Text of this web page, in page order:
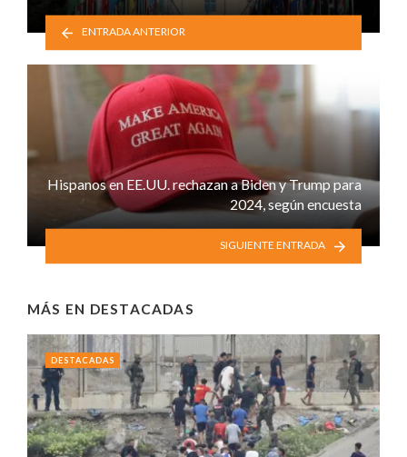
ENTRADA ANTERIOR
Hispanos en EE.UU. rechazan a Biden y Trump para
2024, según encuesta
SIGUIENTE ENTRADA
MÁS EN DESTACADAS
DESTACADAS